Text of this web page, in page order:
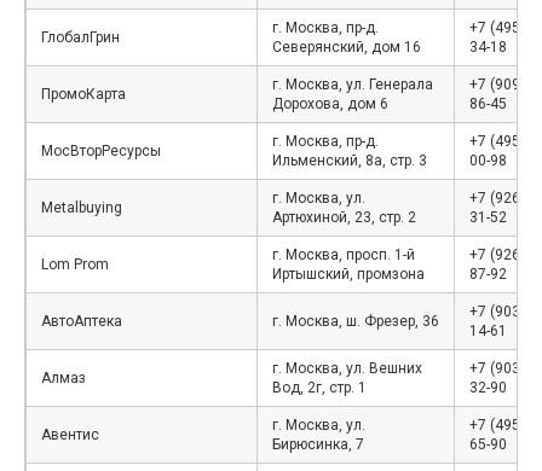
ГлобалГрин
г. Москва, пр-д.
Северянский, дом 16
+7 (495)
34-18
ПромоКарта
г. Москва, ул. Генерала
Дорохова, дом 6
+7 (909)
86-45
МосВторРесурсы
г. Москва, пр-д.
Ильменский, 8а, стр. 3
+7 (495)
00-98
Metalbuying
г. Москва, ул.
Артюхиной, 23, стр. 2
+7 (926)
31-52
Lom Prom
г. Москва, просп. 1-й
Иртышский, промзона
+7 (926)
87-92
АвтоАптека г. Москва, ш. Фрезер, 36
+7 (903)
14-61
Алмаз
г. Москва, ул. Вешних
Вод, 2г, стр. 1
+7 (903)
32-90
Авентис
г. Москва, ул.
Бирюсинка, 7
+7 (495)
65-90